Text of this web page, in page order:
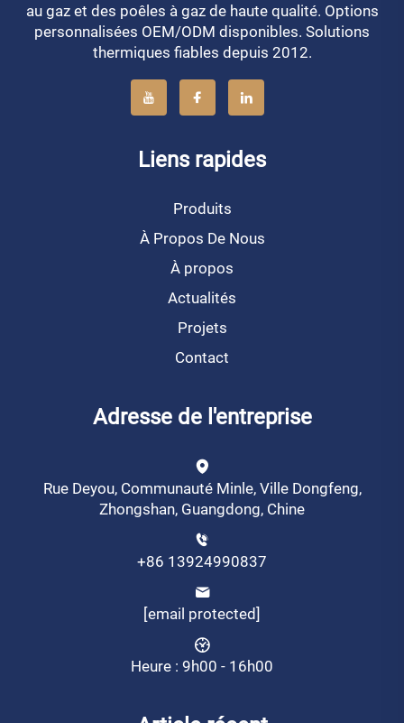
au gaz et des poêles à gaz de haute qualité. Options
personnalisées OEM/ODM disponibles. Solutions
thermiques fiables depuis 2012.
Liens rapides
Produits
À Propos De Nous
À propos
Actualités
Projets
Contact
Adresse de l'entreprise
Rue Deyou, Communauté Minle, Ville Dongfeng,
Zhongshan, Guangdong, Chine
+86 13924990837
[email protected]
Heure : 9h00 - 16h00